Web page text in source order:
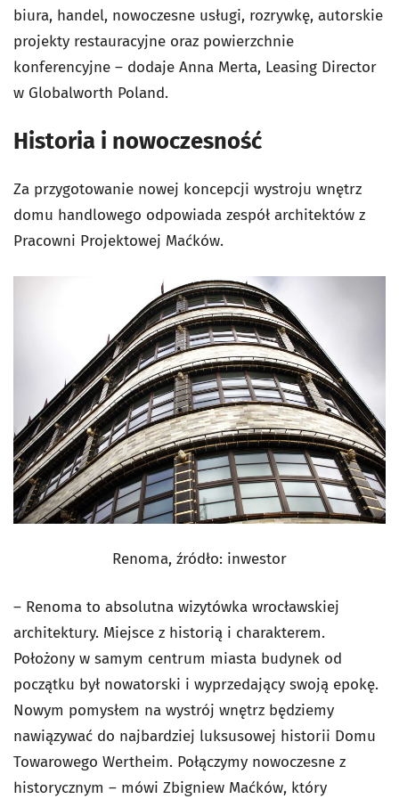
biura, handel, nowoczesne usługi, rozrywkę, autorskie
projekty restauracyjne oraz powierzchnie
konferencyjne – dodaje Anna Merta, Leasing Director
w Globalworth Poland.
Historia i nowoczesność
Za przygotowanie nowej koncepcji wystroju wnętrz
domu handlowego odpowiada zespół architektów z
Pracowni Projektowej Maćków.
Renoma, źródło: inwestor
– Renoma to absolutna wizytówka wrocławskiej
architektury. Miejsce z historią i charakterem.
Położony w samym centrum miasta budynek od
początku był nowatorski i wyprzedający swoją epokę.
Nowym pomysłem na wystrój wnętrz będziemy
nawiązywać do najbardziej luksusowej historii Domu
Towarowego Wertheim. Połączymy nowoczesne z
historycznym – mówi Zbigniew Maćków, który